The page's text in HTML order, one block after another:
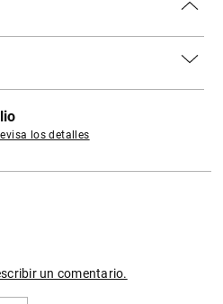
los detalles
un comentario.